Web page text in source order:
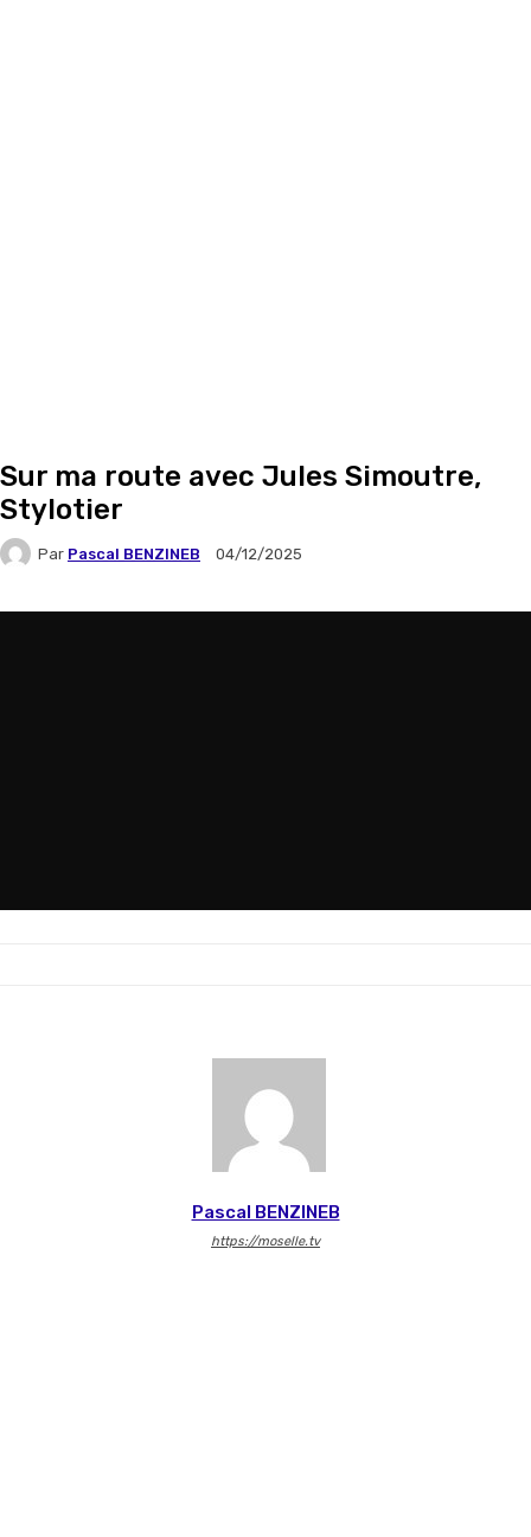
Sur ma route avec Jules Simoutre,
Stylotier
Par Pascal BENZINEB 04/12/2025
Pascal BENZINEB
https://moselle.tv